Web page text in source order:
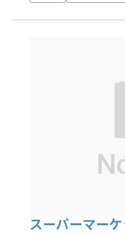
スーパーマー